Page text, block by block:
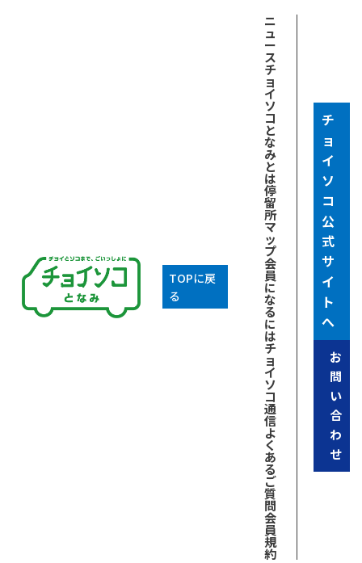
TOPに戻
る
ニ
ュ
ー
ス
チ
ョ
イ
ソ
コ
と
な
み
と
は
停
留
所
マ
ッ
プ
会
員
に
な
る
に
は
チ
ョ
イ
ソ
コ
通
信
よ
く
あ
る
ご
質
問
会
員
規
約
チ
ョ
イ
ソ
コ
公
式
サ
イ
ト
へ
お
問
い
合
わ
せ